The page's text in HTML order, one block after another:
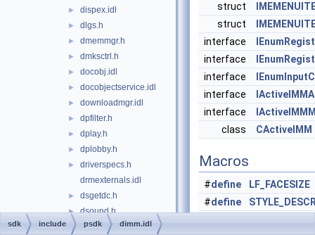
► dispex.idl
► dlgs.h
► dmemmgr.h
► dmksctrl.h
► docobj.idl
► docobjectservice.idl
► downloadmgr.idl
► dpfilter.h
► dplay.h
► dplobby.h
►
driverspecs.h
drmexternals.idl
► dsgetdc.h
► dsound.h
► dsrole.h
struct
struct
interface
interface
interface
interface
interface
class
CActiveIMM
Macros
#define LF_FACESIZE
#define
sdk include psdk dimm.idl